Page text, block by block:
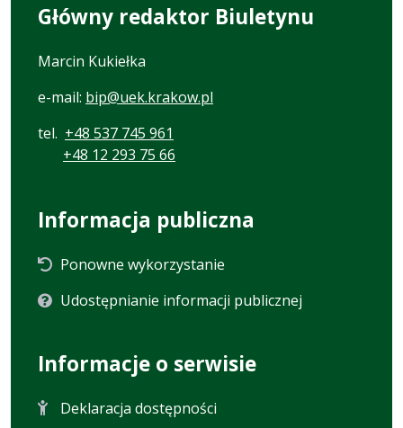
Główny redaktor Biuletynu
Marcin Kukiełka
e-mail: bip@uek.krakow.pl
tel. +48 537 745 961
+48 12 293 75 66
Informacja publiczna
Ponowne wykorzystanie
Udostępnianie informacji publicznej
Informacje o serwisie
Deklaracja dostępności